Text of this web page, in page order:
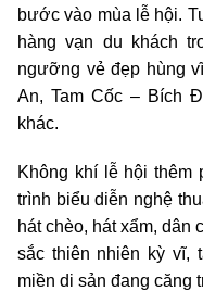
bước vào mùa lễ hội.
hàng vạn du khách
ngưỡng vẻ đẹp hùng
An, Tam Cốc – Bích
khác.
Không khí lễ hội
trình biểu diễn nghệ
hát chèo, hát xẩm,
sắc thiên nhiên kỳ vĩ,
miền di sản đang căng